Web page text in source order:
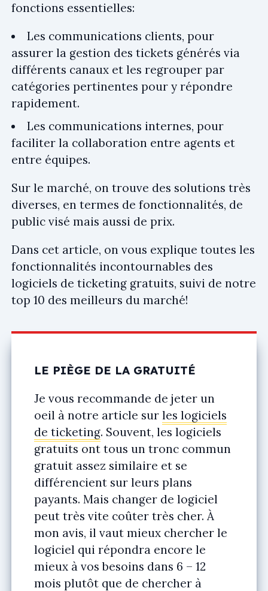
fonctions essentielles:
Les communications clients, pour
assurer la gestion des tickets générés via
différents canaux et les regrouper par
catégories pertinentes pour y répondre
rapidement.
Les communications internes, pour
faciliter la collaboration entre agents et
entre équipes.
Sur le marché, on trouve des solutions très
diverses, en termes de fonctionnalités, de
public visé mais aussi de prix.
Dans cet article, on vous explique toutes les
fonctionnalités incontournables des
logiciels de ticketing gratuits, suivi de notre
top 10 des meilleurs du marché!
LE PIÈGE DE LA GRATUITÉ
Je vous recommande de jeter un
oeil à notre article sur les logiciels
de ticketing. Souvent, les logiciels
gratuits ont tous un tronc commun
gratuit assez similaire et se
différencient sur leurs plans
payants. Mais changer de logiciel
peut très vite coûter très cher. À
mon avis, il vaut mieux chercher le
logiciel qui répondra encore le
mieux à vos besoins dans 6 – 12
mois plutôt que de chercher à